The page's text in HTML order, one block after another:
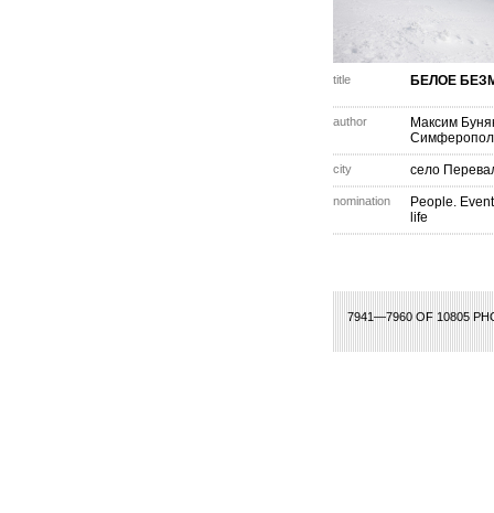
title БЕЛОЕ
author
Максим
city село
nomination
People.
life
7941—7960 OF 10805
388 389 390 391